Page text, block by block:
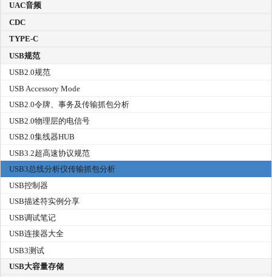
UAC音频
CDC
TYPE-C
USB规范
USB2.0规范
USB Accessory Mode
USB2.0令牌、事务及传输抓包分析
USB2.0物理层的电信号
USB2.0集线器HUB
USB3.2超高速协议规范
USB3总线分析仪传输抓包分析
USB控制器
USB描述符实例分享
USB调试笔记
USB连接器大全
USB3测试
USB大容量存储